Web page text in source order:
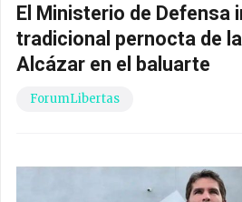
El Ministerio de Defensa
tradicional pernocta de la
Alcázar en el baluarte
ForumLibertas